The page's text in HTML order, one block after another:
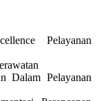
Pelayanan
Dalam Pelayanan